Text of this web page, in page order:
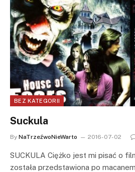
BEZ KATEGORII
Suckula
By NaTrzeźwoNieWarto 2016-07-02
SUCKULA Ciężko jest mi pisać o
została przedstawiona po